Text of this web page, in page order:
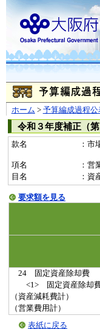
ホーム > 予算編成過程公
令和３年度補正（
款名 ：市
項名
：営
目名
：資
要求額を見る
24 固定資産除却費
<1> 固定資産除却
（資産減耗費計）
（営業費用計）
表紙に戻る